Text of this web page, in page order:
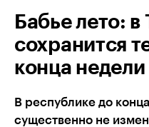
Бабье лето: в
сохранится
конца недели
В республике до
существенно не